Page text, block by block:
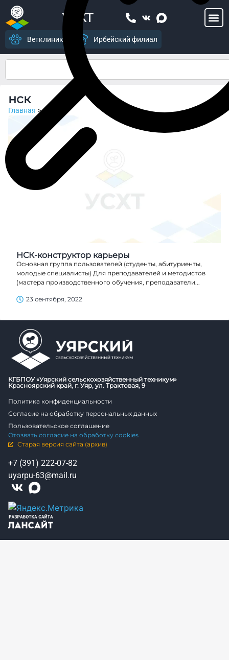
УСХТ
Ветклиника Ирбейский филиал
нск
Главная >нск
НСК-конструктор карьеры
Основная группа пользователей (студенты, абитуриенты,
молодые специалисты) Для преподавателей и методистов
(мастера производственного обучения, преподаватели...
23 сентября, 2022
КГБПОУ «Уярский сельскохозяйственный техникум»
Красноярский край, г. Уяр, ул. Трактовая, 9
Политика конфиденциальности
Согласие на обработку персональных данных
Пользовательское соглашение
Отозвать согласие на обработку cookies
Старая версия сайта (архив)
+7 (391) 222-07-82
uyarpu-63@mail.ru